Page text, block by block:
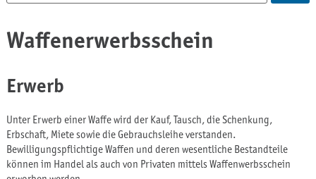
Waffenerwerbsschein
Erwerb
Unter Erwerb einer Waffe wird der Kauf, Tausch, die Schenkung,
Erbschaft, Miete sowie die Gebrauchsleihe verstanden.
Bewilligungspflichtige Waffen und deren wesentliche Bestandteile
können im Handel als auch von Privaten mittels Waffenwerbsschein